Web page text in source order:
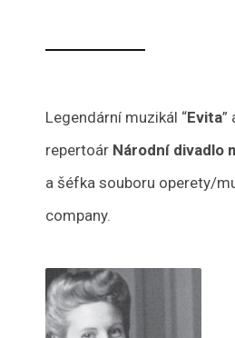
Legendární muzikál “Evita”
repertoár Národní divadlo
a šéfka souboru operety/
company.